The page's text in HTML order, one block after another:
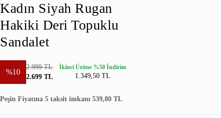
Kadın Siyah Rugan
Hakiki Deri Topuklu
Sandalet
%10
2.999 TL
2.699 TL
İkinci Ürüne %50 İndirim
1.349,50 TL
Peşin Fiyatına 5 taksit imkanı 539,80 TL